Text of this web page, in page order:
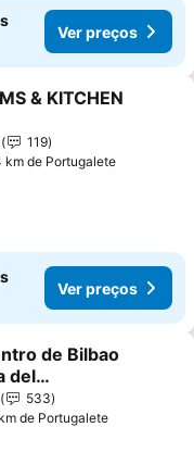
Ver preços
aos favoritos
& KITCHEN
119
km de Portugalete
Ver preços
aos favoritos
de Bilbao
del
533
de Portugalete